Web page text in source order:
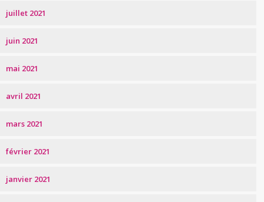
juillet 2021
juin 2021
mai 2021
avril 2021
mars 2021
février 2021
janvier 2021